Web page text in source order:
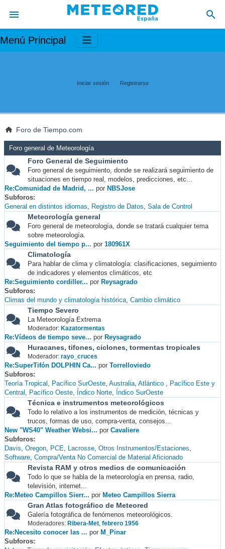
Menú Principal
Iniciar sesión Registrarse
Foro de Tiempo.com
Foro general de Meteorología
Foro General de Seguimiento
Foro general de seguimiento, donde se realizará seguimiento de
situaciones en tiempo real, modelos, predicciones, etc...
Re:Comunidad de Madrid, ... por NBSJose
Subforos
General en distintos idiomas
Registro de Datos Sala de Control
Meteorología general
Foro general de meteorología, donde se tratará cualquier tema
sobre meteorología.
Seguimiento del tiempo p... por 180961X
Climatología
Para hablar de clima y climatología: clasificaciones, seguimiento
de indicadores y elementos climáticos, etc
Re:Seguimiento cordiller... por Reysagrado
Subforos
Climas del mundo y climatología histórica Cambio climático
Tiempo Severo
La Meteorología Extrema
Moderador: Kazatormentas
Re:Vídeos de tiempo seve... por Reysagrado
Huracanes, tifones, ciclones, tormentas tropicales
Moderador: rayo_cruces
Re:SuperTifón DOLPHIN Ca... por Torrelloviedo
Subforos
Teoría Tropical
Pacífico SurOeste Australia Atlántico
Pacífico Este y
Central
Pacífico Oeste Índico Norte Índico SurOeste
Técnica e instrumentos meteorológicos
Todo lo relativo a los instrumentos de medición, técnicas y
trucos, formas de uso, compra-venta, consejos...
New "WS40" Weather Websi... por Cavaliere
Subforos
Davis Oregon PCE Lacrosse Otros Instrumentos/Estaciones
Software Compra/Venta No Comercial de Material Aficionado
Revista RAM y otros medios de comunicación
Todo lo que se habla de la meteorología en prensa, radio,
televisión, internet...
Re:Meteo Campillos Sierr... por Meteo Campillos Sierra
Gran Atlas fotográfico de Meteored
Galería fotográfica de fenómenos meteorológicos.
Moderadores: Ribera-Met, febrero 1956
Re:Necesito conocer las ... por M_Pinar
Subforos